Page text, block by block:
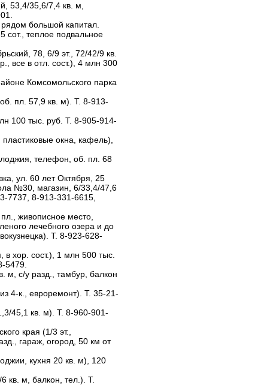
53,4/35,6/7,4 кв. м,
большой капитал.
сот., теплое подвальное
78, 6/9 эт., 72/42/9 кв.
все в отл. сост.), 4 млн 300
Комсомольского парка
пл. 57,9 кв. м). Т. 8-913-
100 тыс. руб. Т. 8-905-914-
окна, кафель),
телефон, об. пл. 68
ул. 60 лет Октября, 25
№30, магазин, 6/33,4/47,6
7737, 8-913-331-6615,
живописное место,
лечебного озера и до
Т. 8-923-628-
в хор. сост.), 1 млн 500 тыс.
5479.
м, с/у разд., тамбур, балкон
4-к., евроремонт). Т. 35-21-
45,1 кв. м). Т. 8-960-901-
края (1/3 эт.,
гараж, огород, 50 км от
кухня 20 кв. м), 120
кв. м, балкон, тел.). Т.